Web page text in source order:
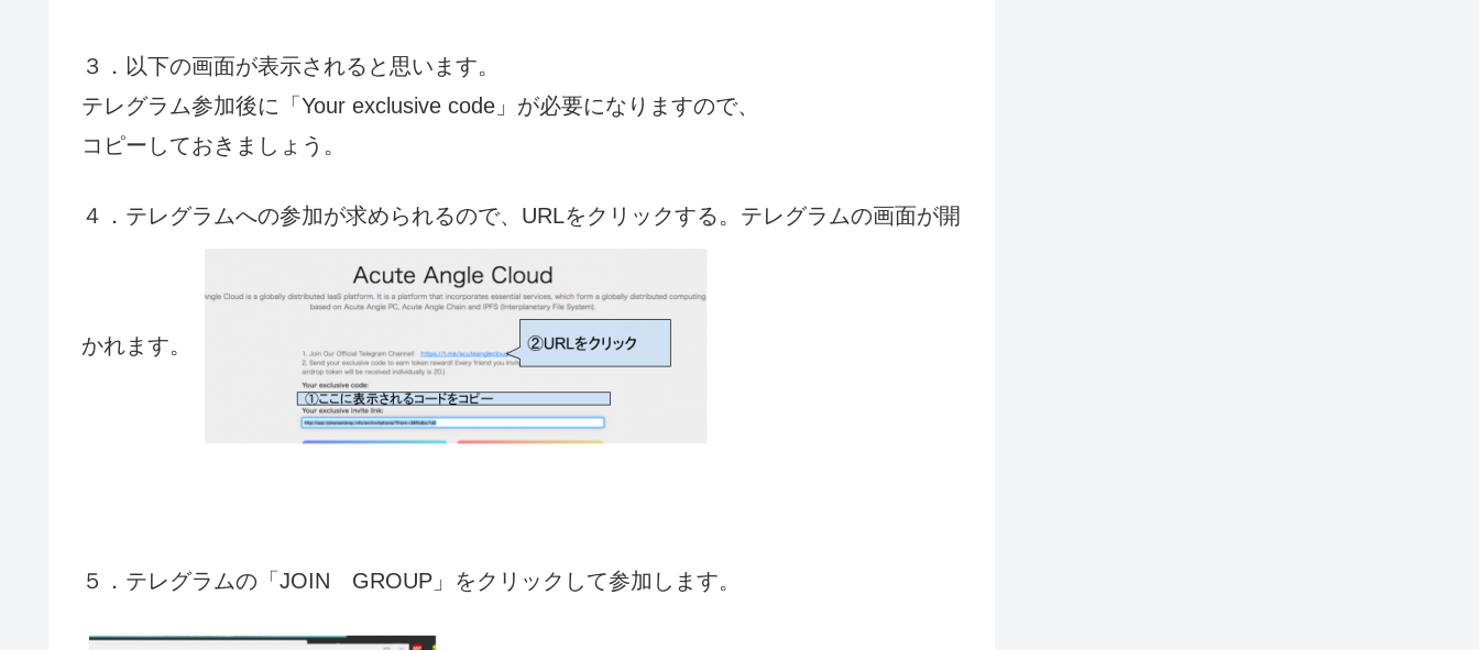
３．以下の画面が表示されると思います。
テレグラム参加後に「Your exclusive code」が必要になりますので、
コピーしておきましょう。
４．テレグラムへの参加が求められるので、URLをクリックする。テレグラムの画面が開
かれます。
５．テレグラムの「JOIN GROUP」をクリックして参加します。